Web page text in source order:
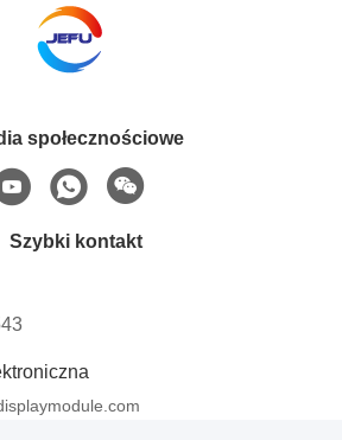
społecznościowe
Szybki kontakt